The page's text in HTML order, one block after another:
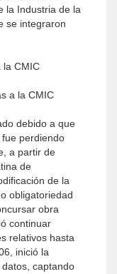
la Industria de la
se integraron
la CMIC
a la CMIC
debido a que
perdiendo
a partir de
de
de la
obligatoriedad
obra
continuar
relativos hasta
inició la
captando